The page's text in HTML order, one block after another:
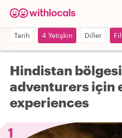
Tarih 4 Yetişkin Diller
Hindistan
adventurers için
experiences
1